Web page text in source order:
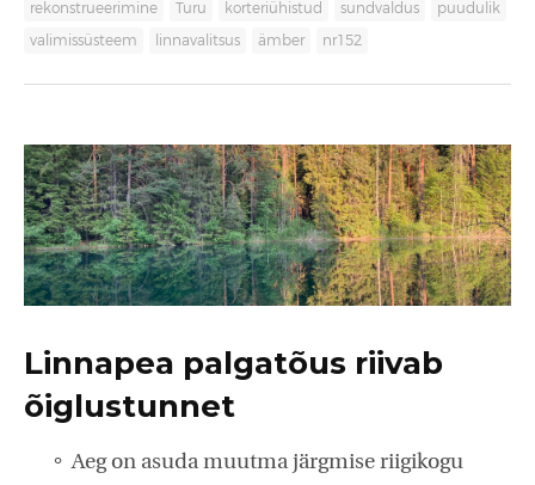
rekonstrueerimine Turu korteriühistud sundvaldus puudulik
valimissüsteem linnavalitsus ämber nr152
Linnapea palgatõus riivab
õiglustunnet
Aeg on asuda muutma järgmise riigikogu